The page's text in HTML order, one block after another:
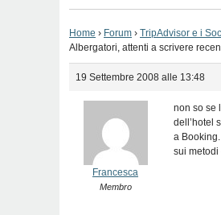
Home › Forum › TripAdvisor e i
Albergatori, attenti a scrivere
19 Settembre 2008 alle 13:48
Francesca
Membro
non so se
dell’hotel
a
sui